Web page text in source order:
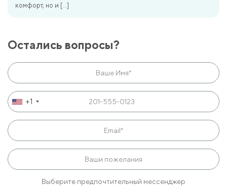
комфорт, но и […]
Остались вопросы?
+1
Выберите предпочтительный мессенджер